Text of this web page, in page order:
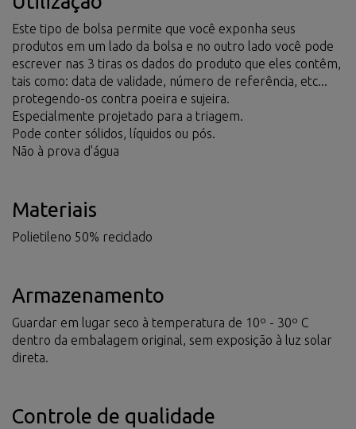
Este tipo de bolsa permite que você exponha seus
produtos em um lado da bolsa e no outro lado você pode
escrever nas 3 tiras os dados do produto que eles contêm,
tais como: data de validade, número de referência, etc...
protegendo-os contra poeira e sujeira.
Especialmente projetado para a triagem.
Pode conter sólidos, líquidos ou pós.
Não à prova d'água
Materiais
Polietileno 50% reciclado
Armazenamento
Guardar em lugar seco à temperatura de 10º - 30º C
dentro da embalagem original, sem exposição à luz solar
direta.
Controle de qualidade